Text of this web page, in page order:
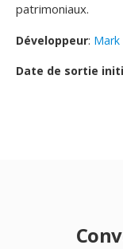
patrimoniaux.
Développeur: Mark
Date de sortie